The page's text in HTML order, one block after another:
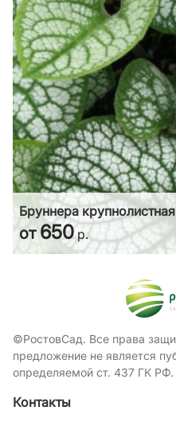
Бруннера
от 650 р.
©РостовСад. Все права
предложение не является
определяемой ст. 437 ГК РФ.
Контакты